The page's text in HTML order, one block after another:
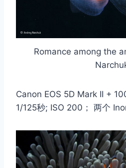
Romance among the
Canon EOS 5D Mark II +
1/125秒; ISO 200； 两个